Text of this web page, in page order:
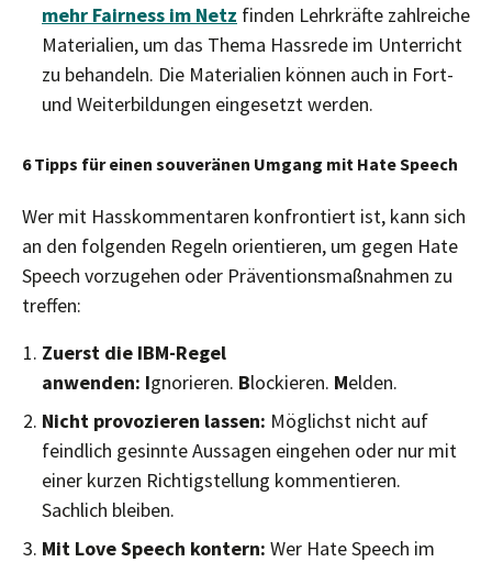
mehr Fairness im Netz finden Lehrkräfte zahlreiche
Materialien, um das Thema Hassrede im Unterricht
zu behandeln. Die Materialien können auch in Fort-
und Weiterbildungen eingesetzt werden.
6 Tipps für einen souveränen Umgang mit Hate Speech
Wer mit Hasskommentaren konfrontiert ist, kann sich
an den folgenden Regeln orientieren, um gegen Hate
Speech vorzugehen oder Präventionsmaßnahmen zu
treffen:
Zuerst die IBM-Regel
anwenden: Ignorieren. Blockieren. Melden.
Nicht provozieren lassen: Möglichst nicht auf
feindlich gesinnte Aussagen eingehen oder nur mit
einer kurzen Richtigstellung kommentieren.
Sachlich bleiben.
Mit Love Speech kontern: Wer Hate Speech im